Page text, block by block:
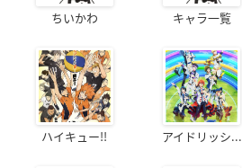
ちいかわ キャラ一覧
ハイキュー!! アイドリッシ...